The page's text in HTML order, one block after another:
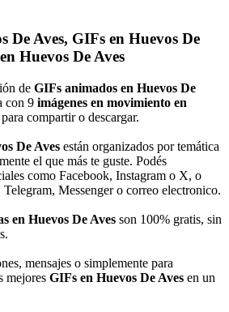
De Aves, GIFs en Huevos De
Huevos De Aves
de GIFs animados en Huevos De
con 9 imágenes en movimiento en
compartir o descargar.
De Aves están organizados por temática
el que más te guste. Podés
como Facebook, Instagram o X, o
Messenger o correo electronico.
en Huevos De Aves son 100% gratis, sin
mensajes o simplemente para
mejores GIFs en Huevos De Aves en un